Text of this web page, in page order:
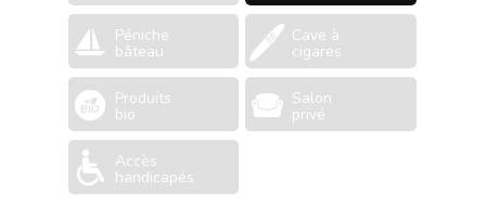
Péniche
bâteau
Cave à
cigares
Produits
bio
Salon
privé
Accès
handicapés